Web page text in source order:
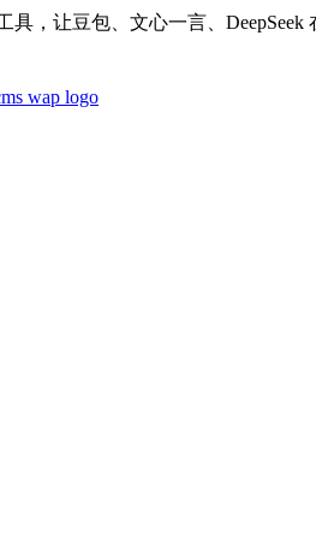
具，让豆包、文心一言、